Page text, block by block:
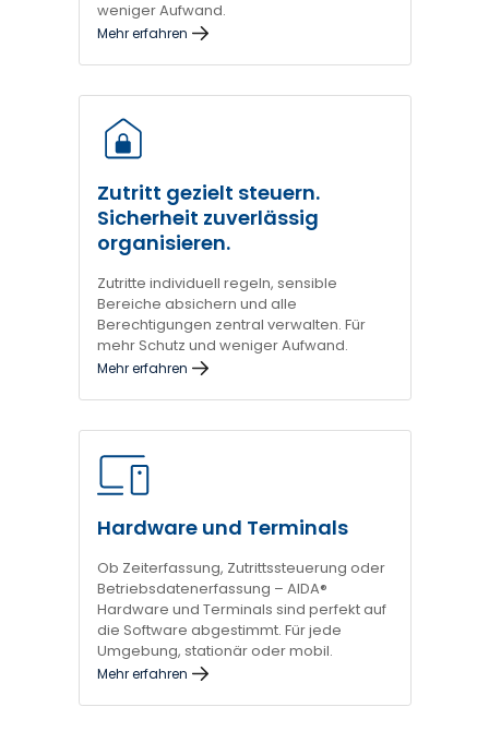
weniger Aufwand.
Mehr erfahren
Zutritt gezielt steuern.
Sicherheit zuverlässig
organisieren.
Zutritte individuell regeln, sensible
Bereiche absichern und alle
Berechtigungen zentral verwalten. Für
mehr Schutz und weniger Aufwand.
Mehr erfahren
Hardware und Terminals
Ob Zeiterfassung, Zutrittssteuerung oder
Betriebsdatenerfassung – AIDA®
Hardware und Terminals sind perfekt auf
die Software abgestimmt. Für jede
Umgebung, stationär oder mobil.
Mehr erfahren